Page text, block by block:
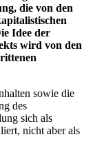
die von den
Idee der
wird von den
sowie die
des
sich als
nicht aber als